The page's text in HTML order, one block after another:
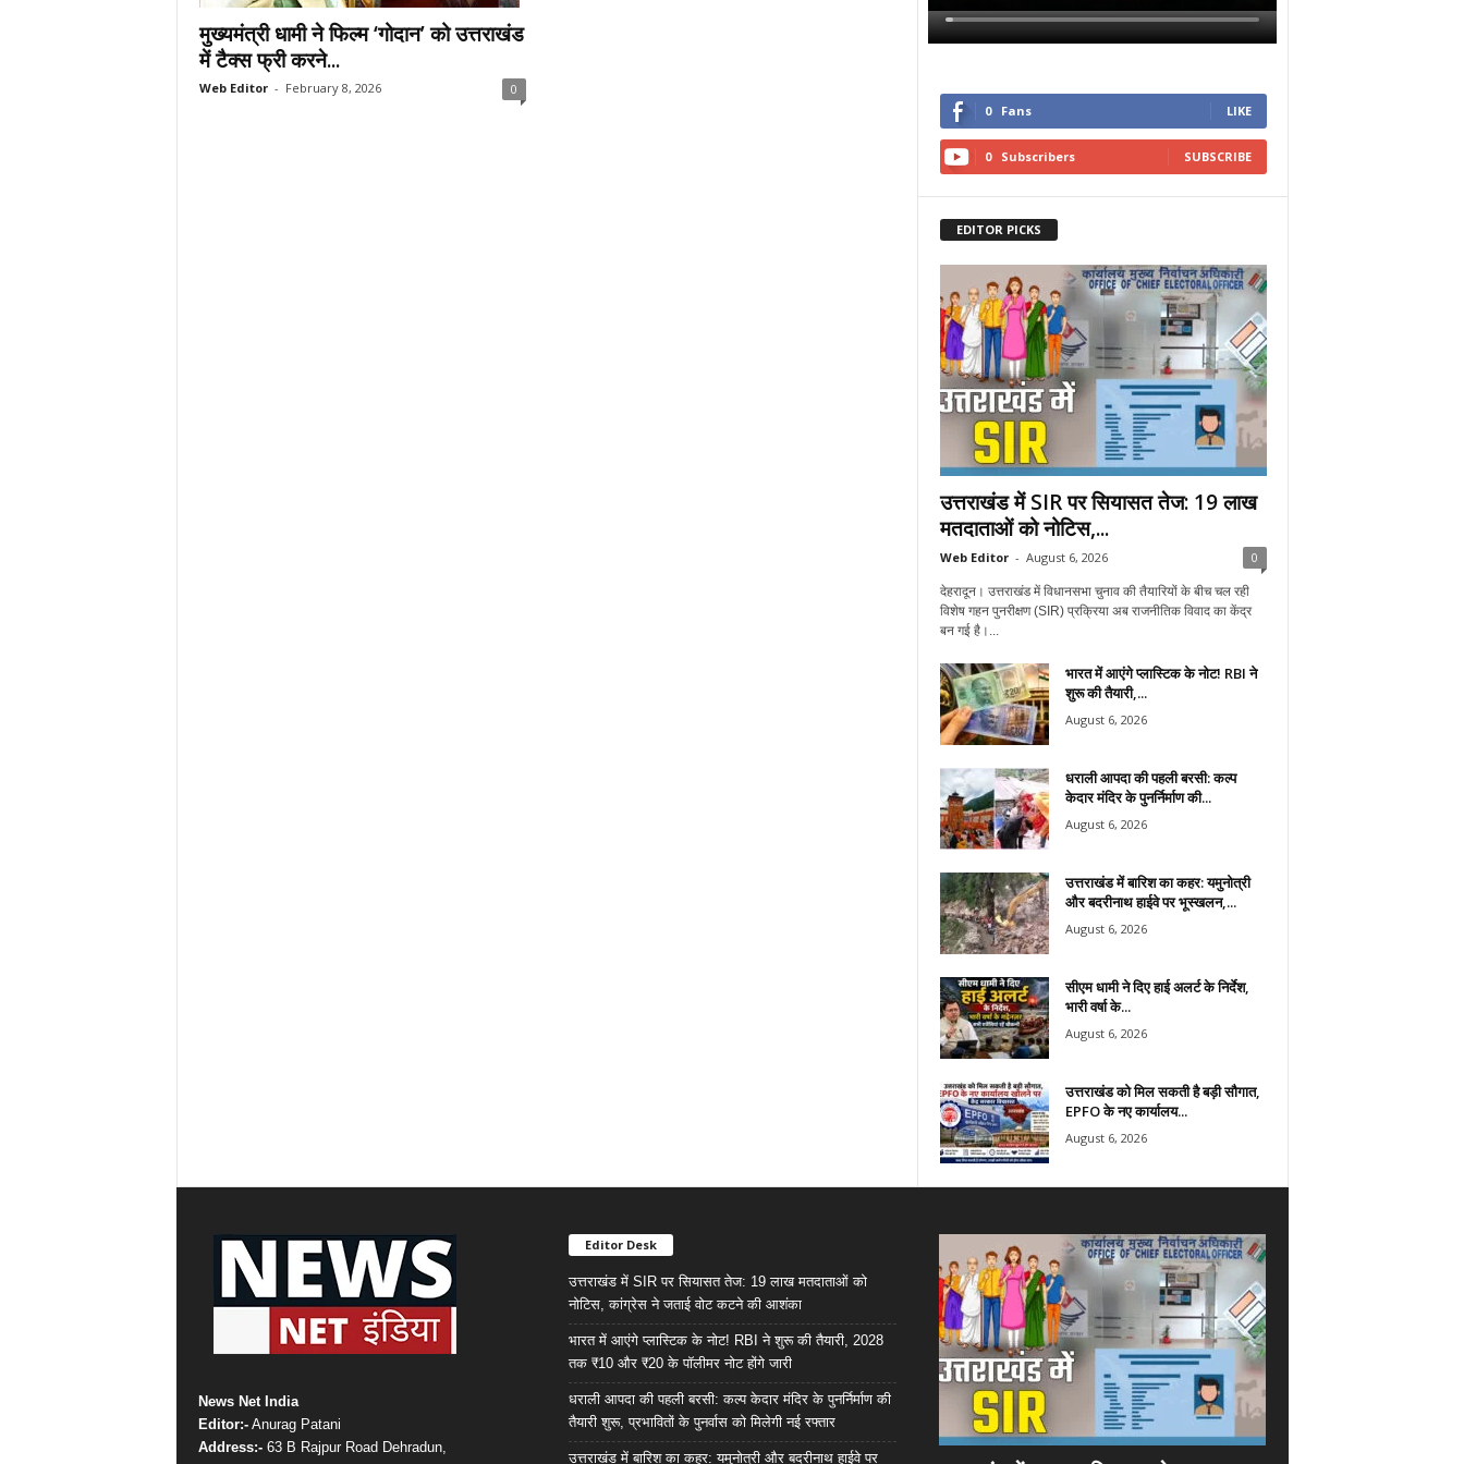
मुख्यमंत्री धामी ने फिल्म ‘गोदान’ को उत्तराखंड
में टैक्स फ्री करने...
Web Editor - February 8, 2026 0
0 Fans LIKE
0 Subscribers SUBSCRIBE
EDITOR PICKS
उत्तराखंड में SIR पर सियासत तेज: 19 लाख
मतदाताओं को नोटिस,...
Web Editor - August 6, 2026 0
देहरादून। उत्तराखंड में विधानसभा चुनाव की तैयारियों के बीच चल रही
विशेष गहन पुनरीक्षण (SIR) प्रक्रिया अब राजनीतिक विवाद का केंद्र
बन गई है।...
भारत में आएंगे प्लास्टिक के नोट! RBI ने
शुरू की तैयारी,...
August 6, 2026
धराली आपदा की पहली बरसी: कल्प
केदार मंदिर के पुनर्निर्माण की...
August 6, 2026
उत्तराखंड में बारिश का कहर: यमुनोत्री
और बदरीनाथ हाईवे पर भूस्खलन,...
August 6, 2026
सीएम धामी ने दिए हाई अलर्ट के निर्देश,
भारी वर्षा के...
August 6, 2026
उत्तराखंड को मिल सकती है बड़ी सौगात,
EPFO के नए कार्यालय...
August 6, 2026
News Net India
Editor:-Anurag Patani
Address:-63 B Rajpur Road Dehradun,
Editor Desk
उत्तराखंड में SIR पर सियासत तेज: 19 लाख मतदाताओं को
नोटिस, कांग्रेस ने जताई वोट कटने की आशंका
भारत में आएंगे प्लास्टिक के नोट! RBI ने शुरू की तैयारी, 2028
तक ₹10 और ₹20 के पॉलीमर नोट होंगे जारी
धराली आपदा की पहली बरसी: कल्प केदार मंदिर के पुनर्निर्माण की
तैयारी शुरू, प्रभावितों के पुनर्वास को मिलेगी नई रफ्तार
उत्तराखंड में बारिश का कहर: यमुनोत्री और बदरीनाथ हाईवे पर